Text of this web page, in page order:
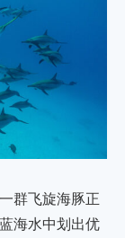
群飞旋海豚正
海水中划出优